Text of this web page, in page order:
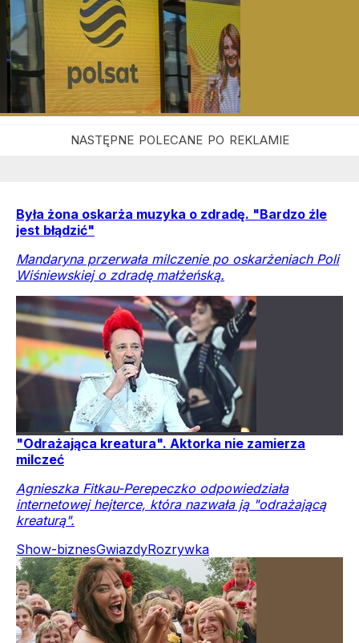
Była żona oskarża muzyka o zdradę. "Bardzo źle
jest błądzić"
Mandaryna przerwała milczenie po oskarżeniach Poli
Wiśniewskiej o zdradę małżeńską.
"Odrażająca kreatura". Aktorka nie zamierza
milczeć
Agnieszka Fitkau-Perepeczko odpowiedziała
internetowej hejterce, która nazwała ją "odrażającą
kreaturą".
Show-biznesGwiazdyRozrywka